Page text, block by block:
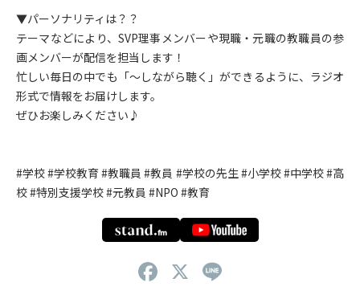
▼パーソナリティは？？
テーマなどにより、SVP理事メンバーや現職・元職の教職員の参
画メンバーが配信を担当します！
忙しい毎日の中でも「〜しながら聴く」ができるように、ラジオ
形式で情報をお届けします。
ぜひお楽しみください♪
#学校 #学校教育 #教職員 #教員 #学校の先生 #小学校 #中学校 #高
校 #特別支援学校 #元教員 #NPO #教育
F X